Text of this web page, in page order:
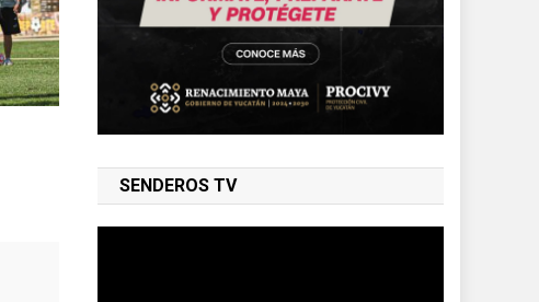
SENDEROS TV